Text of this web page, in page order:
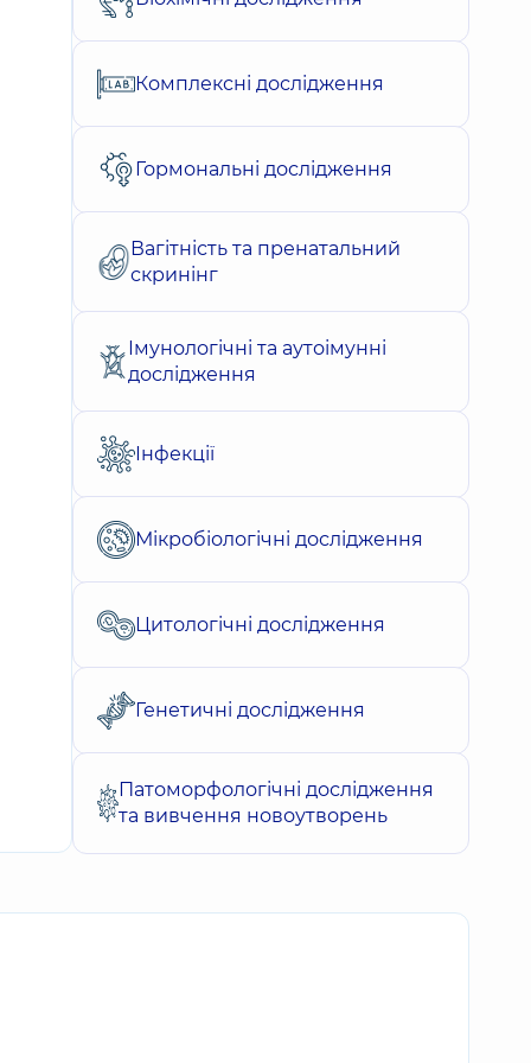
Комплексні дослідження
Гормональні дослідження
Вагітність та пренатальний
скринінг
Імунологічні та аутоімунні
дослідження
Інфекції
Мікробіологічні дослідження
Цитологічні дослідження
Генетичні дослідження
Патоморфологічні дослідження
та вивчення новоутворень